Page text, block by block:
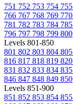
751 752 753 754 755
766 767 768 769 770
781 782 783 784 785
796 797 798 799 800
Levels 801-850
801 802 803 804 805
816 817 818 819 820
831 832 833 834 835
846 847 848 849 850
Levels 851-900
851 852 853 854 855